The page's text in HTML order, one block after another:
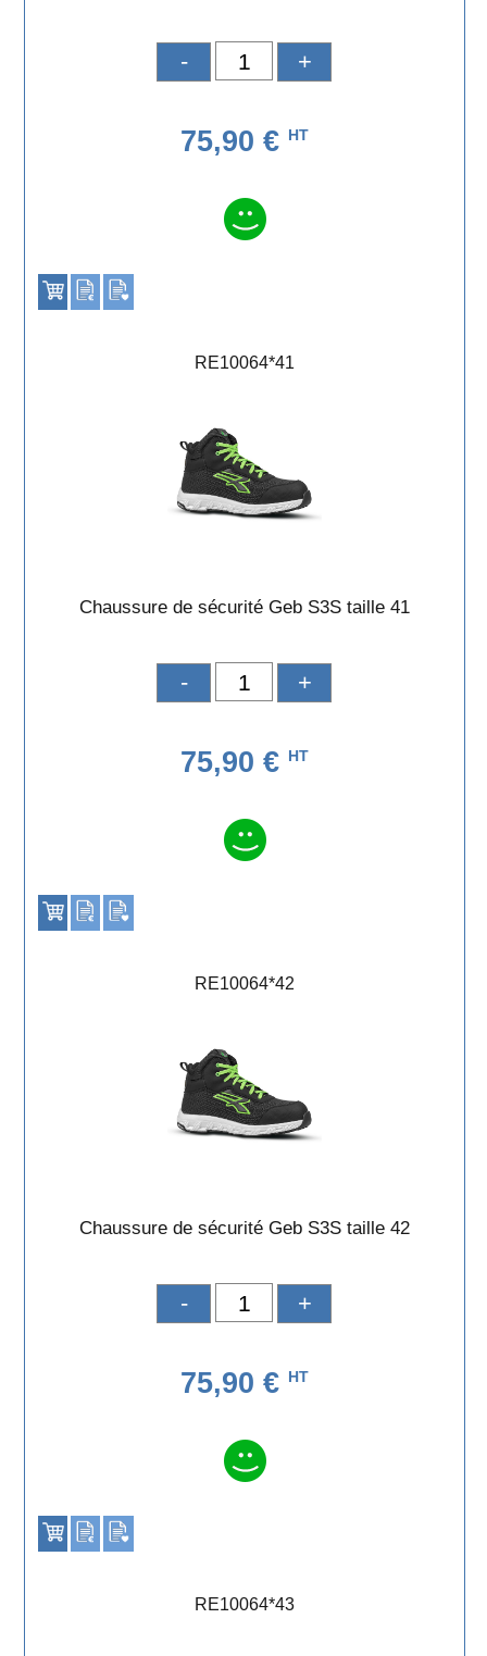
- +
75,90 € HT
RE10064*41
Chaussure de sécurité Geb S3S taille 41
- +
75,90 € HT
RE10064*42
Chaussure de sécurité Geb S3S taille 42
- +
75,90 € HT
RE10064*43